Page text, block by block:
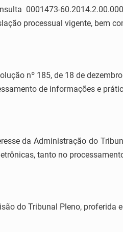
0001473-
processual vigente, bem
nº 185, de 18 de
de informações e
da Administração do
tanto no
do Tribunal Pleno,